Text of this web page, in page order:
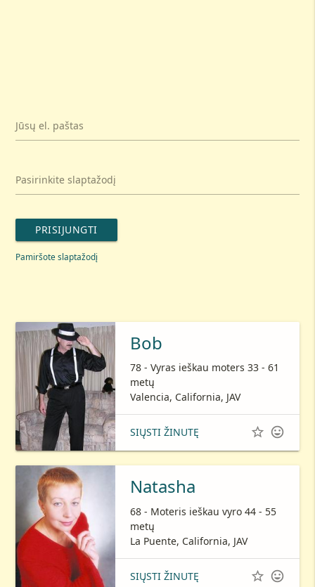
Jūsų el. paštas
Pasirinkite slaptažodį
PRISIJUNGTI
Pamiršote slaptažodį
Bob
78 - Vyras ieškau moters 33 - 61
metų
Valencia, California, JAV
SIŲSTI ŽINUTĘ  
Natasha
68 - Moteris ieškau vyro 44 - 55
metų
La Puente, California, JAV
SIŲSTI ŽINUTĘ  